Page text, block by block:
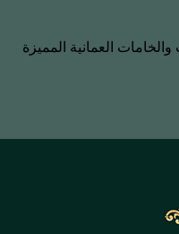
العمانية المميزة